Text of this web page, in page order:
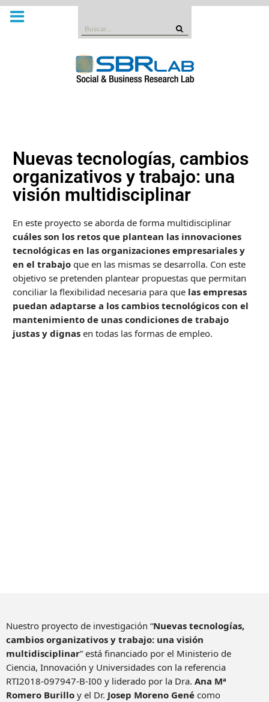
Nuevas tecnologías, cambios
organizativos y trabajo: una
visión multidisciplinar
En este proyecto se aborda de forma multidisciplinar
cuáles son los retos que plantean las innovaciones
tecnológicas en las organizaciones empresariales y
en el trabajo que en las mismas se desarrolla. Con este
objetivo se pretenden plantear propuestas que permitan
conciliar la flexibilidad necesaria para que las empresas
puedan adaptarse a los cambios tecnológicos con el
mantenimiento de unas condiciones de trabajo
justas y dignas en todas las formas de empleo.
Nuestro proyecto de investigación “Nuevas tecnologías,
cambios organizativos y trabajo: una visión
multidisciplinar” está financiado por el Ministerio de
Ciencia, Innovación y Universidades con la referencia
RTI2018-097947-B-I00 y liderado por la Dra. Ana Mª
Romero Burillo y el Dr. Josep Moreno Gené como